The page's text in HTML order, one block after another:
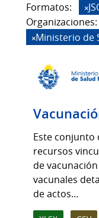
Formatos:
Organizaciones:
Ministerio de
Este conjunto
recursos
de
vacunales
de actos...